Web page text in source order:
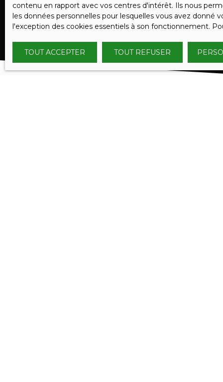
contenu en rapport avec vos centres d'intérêt. Ils nous
les données personnelles pour lesquelles vous avez donné
l'exception des cookies essentiels à son fonctionnement.
TOUT ACCEPTER TOUT REFUSER